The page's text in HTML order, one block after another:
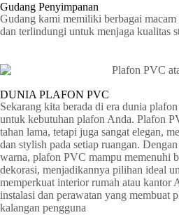
Gudang Penyimpanan
Gudang kami memiliki berbagai
dan terlindungi untuk menjaga kualitas
DUNIA PLAFON PVC
Sekarang kita berada di era dunia
untuk kebutuhan plafon Anda. Plafon
tahan lama, tetapi juga sangat elegan,
dan stylish pada setiap ruangan.
warna, plafon PVC mampu memenuhi
dekorasi, menjadikannya pilihan ideal
memperkuat interior rumah atau kantor
instalasi dan perawatan yang membuat
kalangan pengguna